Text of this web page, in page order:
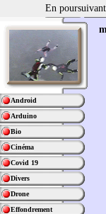
Android
Arduino
Bio
Cinéma
Covid 19
Divers
Drone
Effondrement
En